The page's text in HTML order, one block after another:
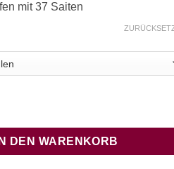
mit 37 Saiten
IN DEN WARENKORB